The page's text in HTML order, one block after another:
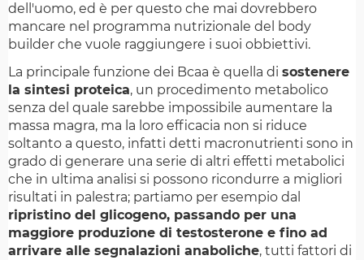
dell'uomo, ed è per questo che mai dovrebbero
mancare nel programma nutrizionale del body
builder che vuole raggiungere i suoi obbiettivi.
La principale funzione dei Bcaa è quella di sostenere
la sintesi proteica, un procedimento metabolico
senza del quale sarebbe impossibile aumentare la
massa magra, ma la loro efficacia non si riduce
soltanto a questo, infatti detti macronutrienti sono in
grado di generare una serie di altri effetti metabolici
che in ultima analisi si possono ricondurre a migliori
risultati in palestra; partiamo per esempio dal
ripristino del glicogeno, passando per una
maggiore produzione di testosterone e fino ad
arrivare alle segnalazioni anaboliche, tutti fattori di